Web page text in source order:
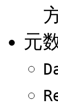
元